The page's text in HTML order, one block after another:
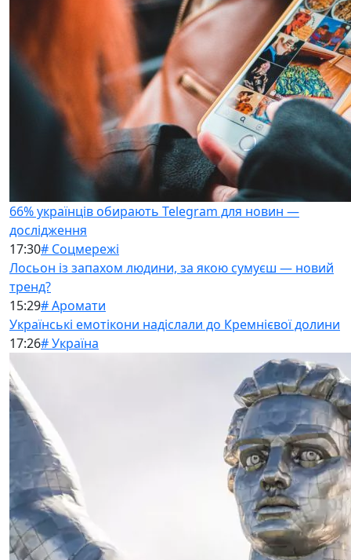
66% українців обирають Telegram для новин —
дослідження
17:30# Соцмережі
Лосьон із запахом людини, за якою сумуєш — новий
тренд?
15:29# Аромати
Українські емотікони надіслали до Кремнієвої долини
17:26# Україна